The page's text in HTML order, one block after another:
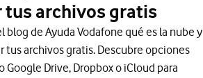
tus archivos gratis
blog de Ayuda Vodafone qué es la nube y
tus archivos gratis. Descubre opciones
Google Drive, Dropbox o iCloud para